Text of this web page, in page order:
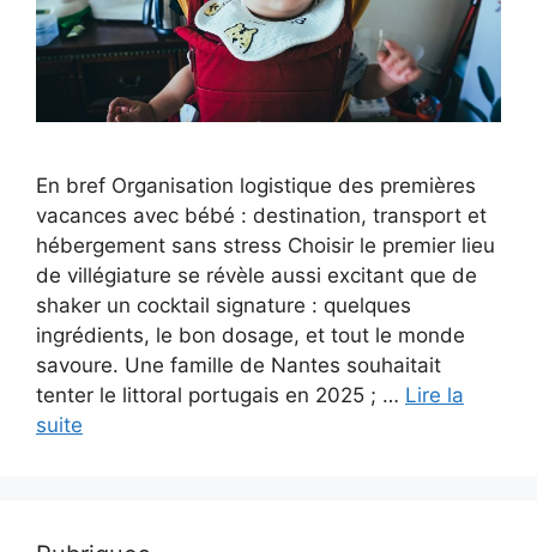
En bref Organisation logistique des premières
vacances avec bébé : destination, transport et
hébergement sans stress Choisir le premier lieu
de villégiature se révèle aussi excitant que de
shaker un cocktail signature : quelques
ingrédients, le bon dosage, et tout le monde
savoure. Une famille de Nantes souhaitait
tenter le littoral portugais en 2025 ; … Lire la
suite